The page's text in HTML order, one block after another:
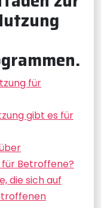
für
gibt es für
Betroffene?
die sich auf